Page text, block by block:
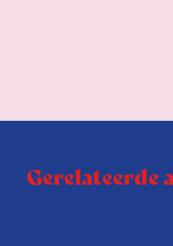
Gerelateerde